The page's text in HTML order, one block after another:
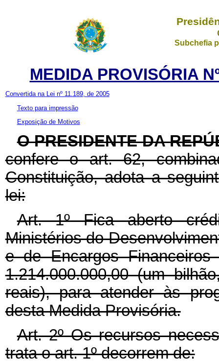
Subchefia
MEDIDA PROVISÓRIA
Convertida na Lei nº 11.189, de 2005
Texto para impressão
Exposição de Motivos
O PRESIDENTE DA
confere o art. 62,
Constituição, adota a
lei:
Art. 1º Fica aberto
Ministérios do
e de Encargos
1.214.000.000,00 (um
reais), para atender às
desta Medida Provisória.
Art. 2º Os recursos
trata o art. 1º decorrem de: